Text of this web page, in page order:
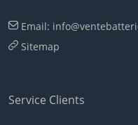
Email:
Sitemap
Service Clients